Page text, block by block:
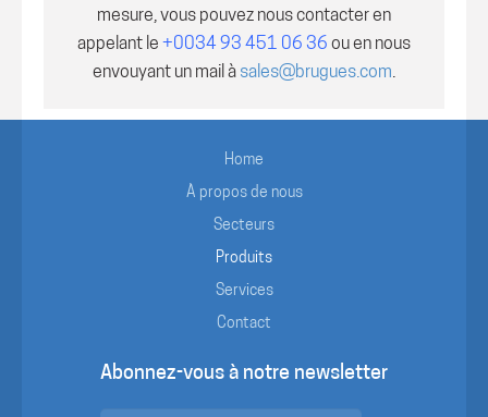
mesure, vous pouvez nous contacter en
appelant le +0034 93 451 06 36 ou en nous
envouyant un mail à sales@brugues.com.
Home
À propos de nous
Secteurs
Produits
Services
Contact
Abonnez-vous à notre newsletter